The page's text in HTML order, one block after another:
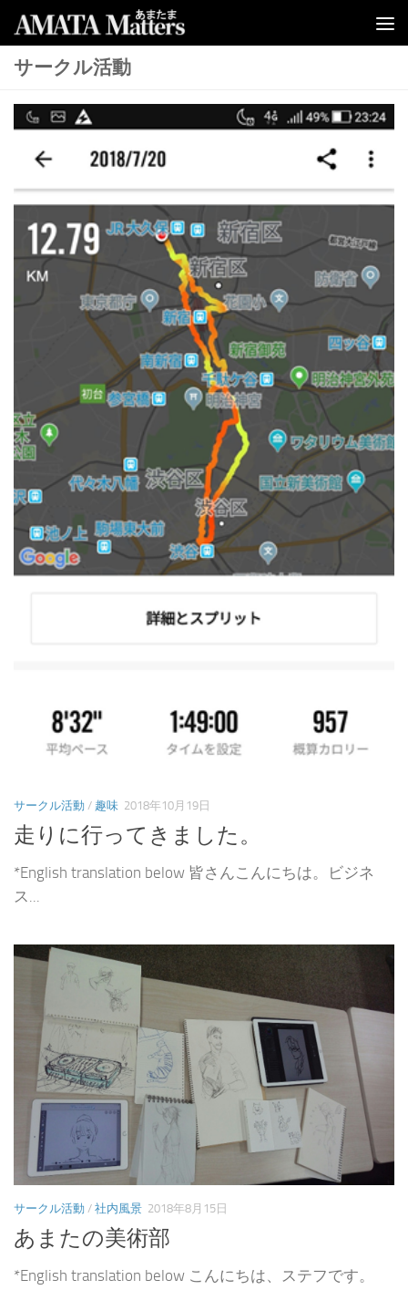
コンテンツへスキップ
サークル活動
サークル活動 / 趣味 2018年10月19日
走りに行ってきました。
*English translation below 皆さんこんにちは。ビジネ
ス...
サークル活動 / 社内風景 2018年8月15日
あまたの美術部
*English translation below こんにちは、ステフです。